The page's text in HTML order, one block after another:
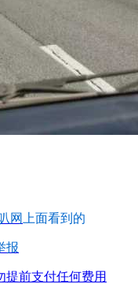
网 上面看到的
报
提前支付任何费用